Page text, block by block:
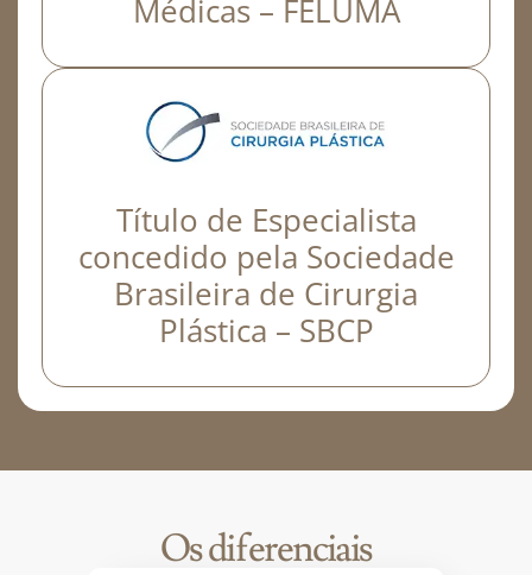
Médicas – FELUMA
Título de Especialista
concedido pela Sociedade
Brasileira de Cirurgia
Plástica – SBCP
Os diferenciais